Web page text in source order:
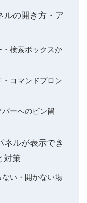
ルの開き方・ア
・検索ボックスか
コマンドプロン
ーへのピン留
ネルが表示でき
対策
ない・開かない場